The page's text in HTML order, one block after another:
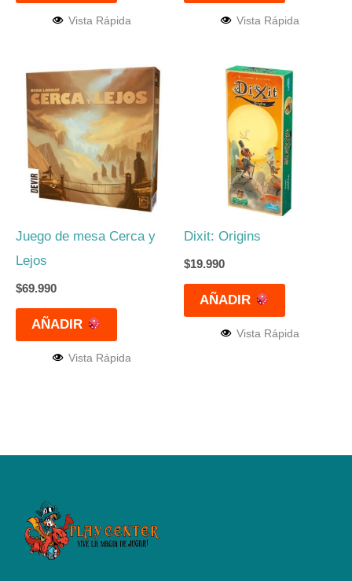
Vista Rápida Vista Rápida
Juego de mesa Cerca y
Lejos
$69.990
AÑADIR
Vista Rápida
Dixit: Origins
$19.990
AÑADIR
Vista Rápida